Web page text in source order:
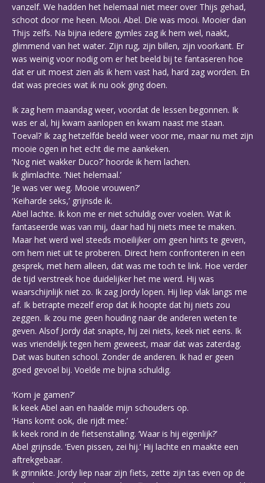
vanzelf. We hadden het helemaal niet meer over Thijs gehad,
schoot door me heen. Mooi. Abel. Die was mooi. Mooier dan
Thijs zelfs. Na bijna iedere gymles zag ik hem wel, naakt,
glimmend van het water. Zijn rug, zijn billen, zijn voorkant. Er
was weinig voor nodig om er het beeld bij te fantaseren hoe
dat er uit moest zien als ik hem vast had, hard zag worden. En
dat was precies wat ik nu ook ging doen.
Ik zag hem maandag weer, voordat de lessen begonnen. Ik
was er al, hij kwam aanlopen en kwam naast me staan.
Toeval? Ik zag hetzelfde beeld weer voor me, maar nu met zijn
mooie ogen in het echt die me aankeken.
‘Nog niet wakker Duco?’ hoorde ik hem lachen.
Ik glimlachte. ‘Niet helemaal.’
‘Je was ver weg. Mooie vrouwen?’
‘Keiharde seks,’ grijnsde ik.
Abel lachte. Ik kon me er niet schuldig over voelen. Wat ik
fantaseerde was van mij, daar had hij niets mee te maken.
Maar het werd wel steeds moeilijker om geen hints te geven,
om hem niet uit te proberen. Direct hem confronteren in een
gesprek, met hem alleen, dat was me toch te link. Hoe verder
de tijd verstreek hoe duidelijker het me werd. Hij was
waarschijnlijk niet zo. Ik zag Jordy lopen. Hij liep vlak langs me
af. Ik betrapte mezelf erop dat ik hoopte dat hij niets zou
zeggen. Ik zou me geen houding naar de anderen weten te
geven. Alsof Jordy dat snapte, hij zei niets, keek niet eens. Ik
was vriendelijk tegen hem geweest, maar dat was zaterdag.
Dat was buiten school. Zonder de anderen. Ik had er geen
goed gevoel bij. Voelde me bijna schuldig.
‘Kom je gamen?’
Ik keek Abel aan en haalde mijn schouders op.
‘Hans komt ook, die rijdt mee.’
Ik keek rond in de fietsenstalling. ‘Waar is hij eigenlijk?’
Abel grijnsde. ‘Even pissen, zei hij.’ Hij lachte en maakte een
aftrekgebaar.
Ik grinnikte. Jordy liep naar zijn fiets, zette zijn tas even op de